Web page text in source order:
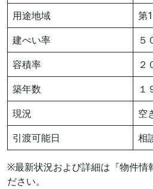
用途地域
第
建ぺい率
５
容積率
２
築年数
１
現況
空
引渡可能日
相
※最新状況および詳細は『物件情
ださい。